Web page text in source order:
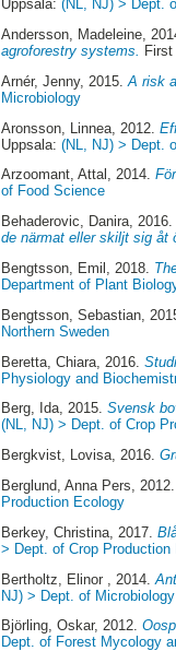
Uppsala:(NL, NJ) > Dept.
Andersson, Madeleine ,
agroforestry systems.
Arnér, Jenny, 2015.A risk
Microbiology
Aronsson, Linnea , 2012.
Uppsala:(NL, NJ) > Dept.
Arzoomant, Attal , 2014.
of Food Science
Behaderovic, Danira,
de närmat eller skiljt sig åt
Bengtsson, Emil
, 2018.
Department of Plant
Bengtsson, Sebastian ,
Northern Sweden
Beretta, Chiara , 2016.
Physiology and
Berg, Ida, 2015.Svensk
(NL, NJ) > Dept. of Crop
Bergkvist, Lovisa, 2016.
Berglund, Anna Pers ,
Production Ecology
Berkey, Christina , 2017.
> Dept. of Crop Production
Bertholtz, Elinor
, 2014.
NJ) > Dept. of Microbiology
Björling, Oskar, 2012.
Dept. of Forest Mycology